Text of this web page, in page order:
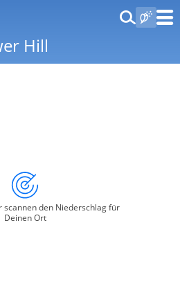
Hill
scannen den Niederschlag für
Deinen Ort